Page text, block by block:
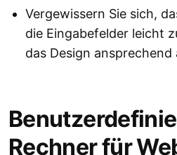
Vergewissern Sie sich,
die Eingabefelder leicht
das Design ansprechend
Rechner für